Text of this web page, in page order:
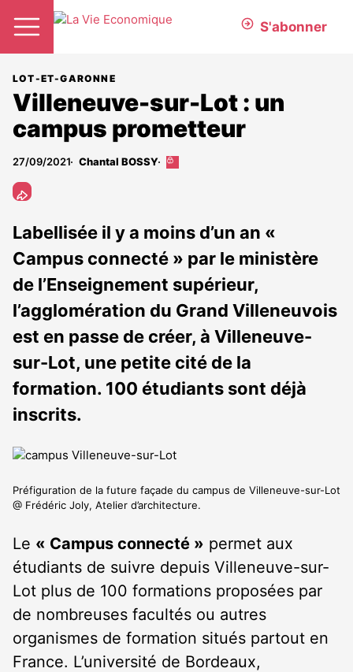
S'abonner
LOT-ET-GARONNE
Villeneuve-sur-Lot : un
campus prometteur
27/09/2021 Chantal BOSSY
Cet
aux
abonnés
Labellisée il y a moins d’un an «
Campus connecté » par le ministère
de l’Enseignement supérieur,
l’agglomération du Grand Villeneuvois
est en passe de créer, à Villeneuve-
sur-Lot, une petite cité de la
formation. 100 étudiants sont déjà
inscrits.
Préfiguration de la future façade du campus de Villeneuve-sur-Lot
@ Frédéric Joly, Atelier d’architecture.
Le « Campus connecté » permet aux
étudiants de suivre depuis Villeneuve-sur-
Lot plus de 100 formations proposées par
de nombreuses facultés ou autres
organismes de formation situés partout en
France. L’université de Bordeaux,